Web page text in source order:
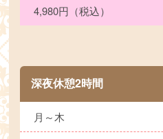
4,980円（税込）
深夜休憩2時間
月～木